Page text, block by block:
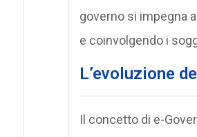
governo si impegna
e coinvolgendo i
L’evoluzione
Il concetto di e-